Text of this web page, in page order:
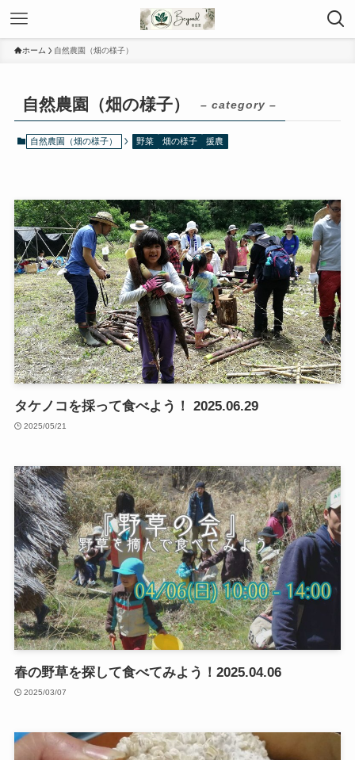
ホーム 自然農園（畑の様子）
自然農園（畑の様子） – category –
自然農園（畑の様子） 野菜 畑の様子 援農
タケノコを採って食べよう！ 2025.06.29
2025/05/21
春の野草を探して食べてみよう！2025.04.06
2025/03/07